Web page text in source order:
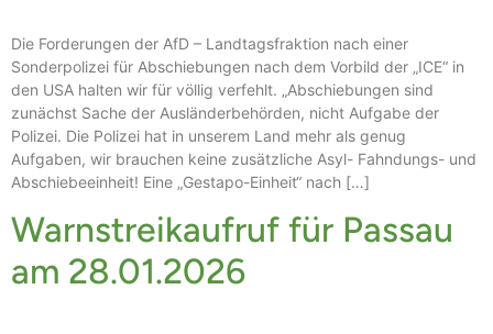
Die Forderungen der AfD – Landtagsfraktion nach einer
Sonderpolizei für Abschiebungen nach dem Vorbild der „ICE“ in
den USA halten wir für völlig verfehlt. „Abschiebungen sind
zunächst Sache der Ausländerbehörden, nicht Aufgabe der
Polizei. Die Polizei hat in unserem Land mehr als genug
Aufgaben, wir brauchen keine zusätzliche Asyl- Fahndungs- und
Abschiebeeinheit! Eine „Gestapo-Einheit“ nach […]
Warnstreikaufruf für Passau
am 28.01.2026